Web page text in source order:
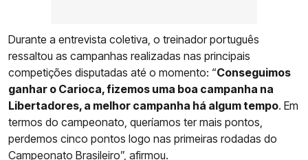
Durante a entrevista coletiva, o treinador português
ressaltou as campanhas realizadas nas principais
competições disputadas até o momento: “Conseguimos
ganhar o Carioca, fizemos uma boa campanha na
Libertadores, a melhor campanha há algum tempo. Em
termos do campeonato, queríamos ter mais pontos,
perdemos cinco pontos logo nas primeiras rodadas do
Campeonato Brasileiro”, afirmou.